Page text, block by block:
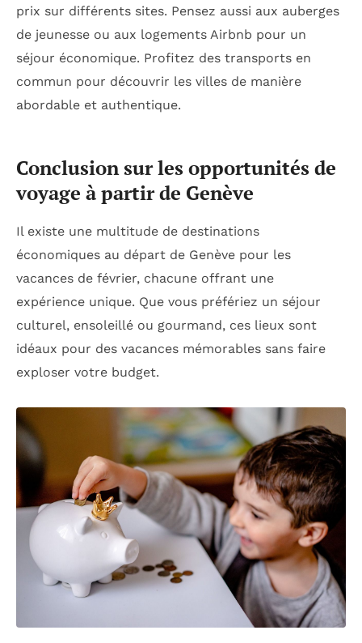
prix sur différents sites. Pensez aussi aux auberges
de jeunesse ou aux logements Airbnb pour un
séjour économique. Profitez des transports en
commun pour découvrir les villes de manière
abordable et authentique.
Conclusion sur les opportunités de
voyage à partir de Genève
Il existe une multitude de destinations
économiques au départ de Genève pour les
vacances de février, chacune offrant une
expérience unique. Que vous préfériez un séjour
culturel, ensoleillé ou gourmand, ces lieux sont
idéaux pour des vacances mémorables sans faire
exploser votre budget.